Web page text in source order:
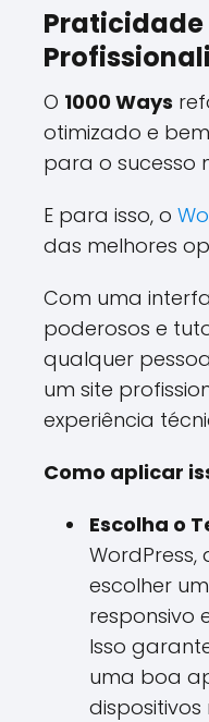
Praticidade
O 1000 Ways
otimizado e
para o sucesso
E para isso, o
das melhores
Com uma
poderosos e
qualquer
um site
experiência
Como aplicar
Escolha o
escolher
responsivo
Isso
uma boa
dispositivos